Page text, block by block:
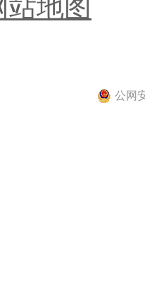
地图
公网